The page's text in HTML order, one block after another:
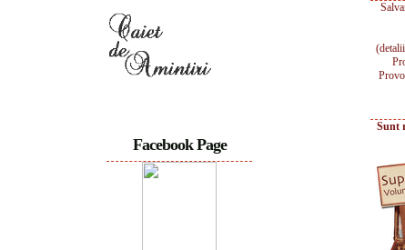
Sunt
Facebook Page